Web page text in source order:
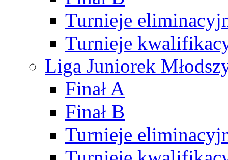
Turnieje
Turnieje
Liga Juniorek
Finał A
Finał B
Turnieje